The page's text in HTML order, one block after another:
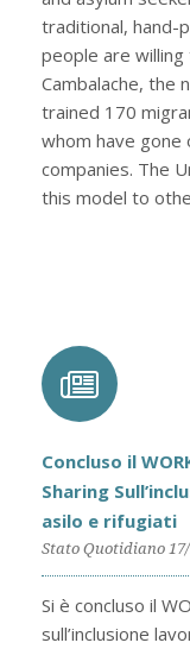
traditional, hand-
people are
Cambalache, the
trained 170
whom have
companies. The
this model to
Concluso il
Sharing
asilo e rifugiati
Stato Quotidiano
Si è concluso il
sull’inclusione